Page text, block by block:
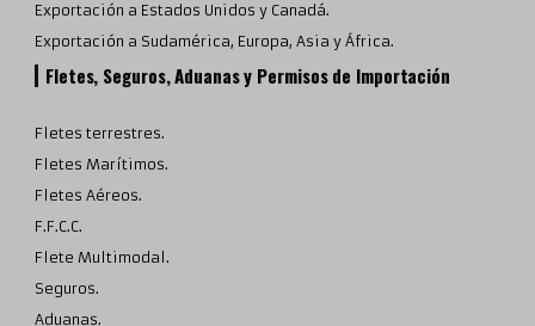
Exportación a Estados Unidos y Canadá.
Exportación a Sudamérica, Europa, Asia y África.
Fletes, Seguros, Aduanas y Permisos de Importación
Fletes terrestres.
Fletes Marítimos.
Fletes Aéreos.
F.F.C.C.
Flete Multimodal.
Seguros.
Aduanas.